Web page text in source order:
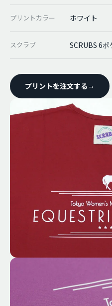
プリントカラー ホワイト
スクラブ SCRUBS 6
プリントを注文する →